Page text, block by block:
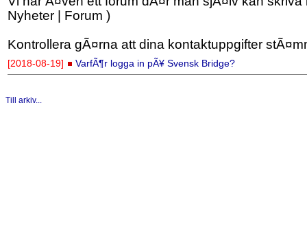
Nyheter | Forum )
Kontrollera gÃ¤rna att dina kontaktuppgifter
[2018-08-19] VarfÃ¶r logga in pÃ¥ Svensk Bridge?
Till arkiv...